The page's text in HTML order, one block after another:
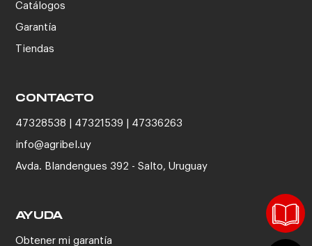
Catálogos
Garantía
Tiendas
CONTACTO
47328538 | 47321539 | 47336263
info@agribel.uy
Avda. Blandengues 392 - Salto, Uruguay
AYUDA
Obtener mi garantía